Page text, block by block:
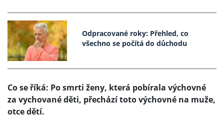
Odpracované roky: Přehled, co
všechno se počítá do důchodu
Co se říká: Po smrti ženy, která pobírala výchovné
za vychované děti, přechází toto výchovné na muže,
otce dětí.